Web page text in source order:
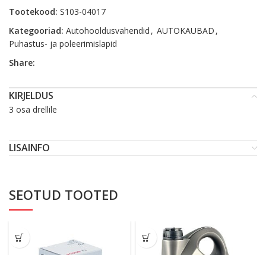
Tootekood: S103-04017
Kategooriad: Autohooldusvahendid , AUTOKAUBAD ,
Puhastus- ja poleerimislapid
Share:
KIRJELDUS
3 osa drellile
LISAINFO
SEOTUD TOOTED